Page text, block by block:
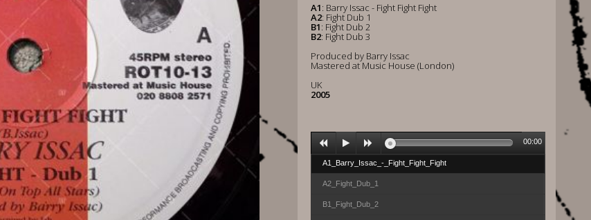
A1: Barry Issac - Fight Fight Fight
A2: Fight Dub 1
B1: Fight Dub 2
B2: Fight Dub 3
Produced by Barry Issac
Mastered at Music House (London)
UK
2005
A1_Barry_Issac_-_Fight_Fight_Fight
A2_Fight_Dub_1
B1_Fight_Dub_2
00:00